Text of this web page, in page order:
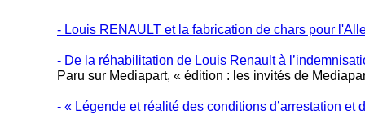
- Louis RENAULT et la fabrication de chars pour
- De la réhabilitation de Louis Renault à
Paru sur Mediapart, « édition : les invités de
- « Légende et réalité des conditions d’arrestation et